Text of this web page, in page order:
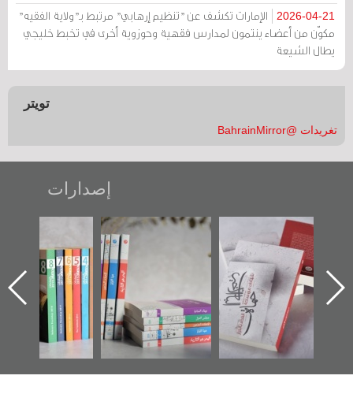
2026-04-21
الإمارات تكشف عن "تنظيم إرهابي" مرتبط بـ"ولاية الفقيه"
مكوّن من أعضاء ينتمون لمدارس فقهية وحوزوية أخرى في تخبط خليجي
يطال الشيعة
تويتر
تغريدات @BahrainMirror
إصدارات
"حماة الباب الأخير":
الإصدار الأول عن
اعتصام الدراز
وأحداث ساحة
الفداء لمركز أوال
للدراسات والتوثيق
تصنيف موضوعي
للوثائق البريطانية
يقدمه «مركز أوال»
في سلسلة من 5
كتب
تصدر حصاد
الساحات 2019